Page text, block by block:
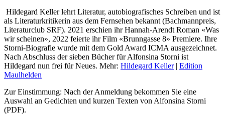
Hildegard Keller lehrt Literatur, autobiografisches Schreiben und ist
als Literaturkritikerin aus dem Fernsehen bekannt (Bachmannpreis,
Literaturclub SRF). 2021 erschien ihr Hannah-Arendt Roman «Was
wir scheinen», 2022 feierte ihr Film «Brunngasse 8» Premiere. Ihre
Storni-Biografie wurde mit dem Gold Award ICMA ausgezeichnet.
Nach Abschluss der sieben Bücher für Alfonsina Storni ist
Hildegard nun frei für Neues. Mehr: Hildegard Keller| Edition
Maulhelden
Zur Einstimmung: Nach der Anmeldung bekommen Sie eine
Auswahl an Gedichten und kurzen Texten von Alfonsina Storni
(PDF).